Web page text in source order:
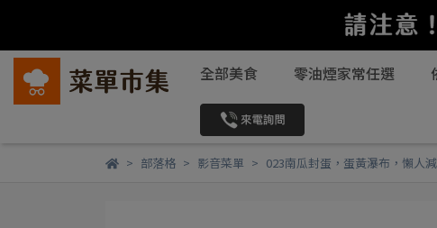
全部美食 零油煙家常任選
部落格 影音菜單 023南瓜封蛋，蛋黃瀑布，懶人